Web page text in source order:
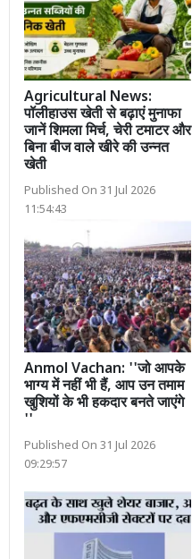
Agricultural News:
पॉलीहाउस खेती से बढ़ाएं मुनाफा
जानें शिमला मिर्च, चेरी टमाटर और
बिना बीज वाले खीरे की उन्नत
खेती
Published On 31 Jul 2026
11:54:43
Anmol Vachan: ''जो आपके
भाग्य में नहीं भी हैं, आप उन तमाम
खुशियों के भी हकदार बनते जाएंगे
''
Published On 31 Jul 2026
09:29:57